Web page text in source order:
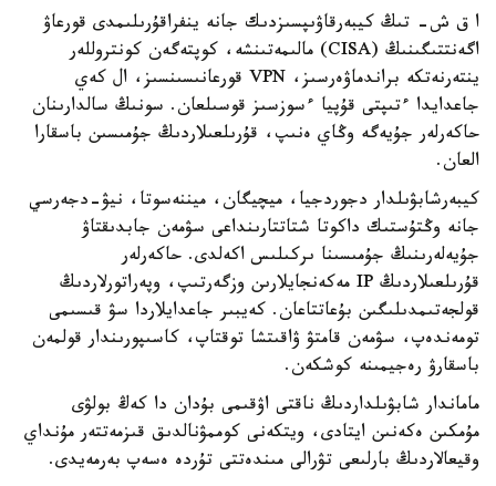
ا ق ش- تىڭ كيبەرقاۋىپسىزدىك جانە ينفراقۇرىلىمدى قورعاۋ
اگەنتتىگىنىڭ (CISA) مالىمەتىنشە، كوپتەگەن كونتروللەر
ينتەرنەتكە براندماۋەرسىز، VPN قورعانىسىنسىز، ال كەي
جاعدايدا ءتىپتى قۇپيا ءسوزسىز قوسىلعان. سونىڭ سالدارىنان
حاكەرلەر جۇيەگە وڭاي ەنىپ، قۇرىلعىلاردىڭ جۇمىسىن باسقارا
العان.
كيبەرشابۋىلدار دجوردجيا، ميچيگان، ميننەسوتا، نيۋ-دجەرسي
جانە وڭتۇستىك داكوتا شتاتتارىنداعى سۋمەن جابدىقتاۋ
جۇيەلەرىنىڭ جۇمىسىنا ىركىلىس اكەلدى. حاكەرلەر
قۇرىلعىلاردىڭ IP مەكەنجايلارىن وزگەرتىپ، وپەراتورلاردىڭ
قولجەتىمدىلىگىن بۇعاتتاعان. كەيبىر جاعدايلاردا سۋ قىسىمى
تومەندەپ، سۋمەن قامتۋ ۋاقىتشا توقتاپ، كاسىپورىندار قولمەن
باسقارۋ رەجيمىنە كوشكەن.
ماماندار شابۋىلداردىڭ ناقتى اۋقىمى بۇدان دا كەڭ بولۋى
مۇمكىن ەكەنىن ايتادى، ويتكەنى كوممۋنالدىق قىزمەتتەر مۇنداي
وقيعالاردىڭ بارلىعى تۋرالى مىندەتتى تۇردە ەسەپ بەرمەيدى.